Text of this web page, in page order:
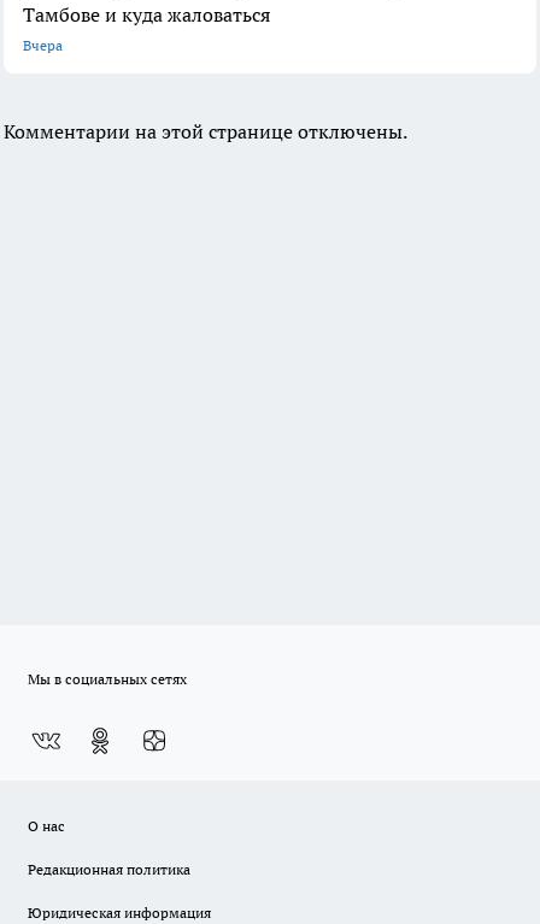
Тамбове и куда жаловаться
Вчера
Комментарии на этой странице отключены.
Мы в социальных сетях
О нас
Редакционная политика
Юридическая информация